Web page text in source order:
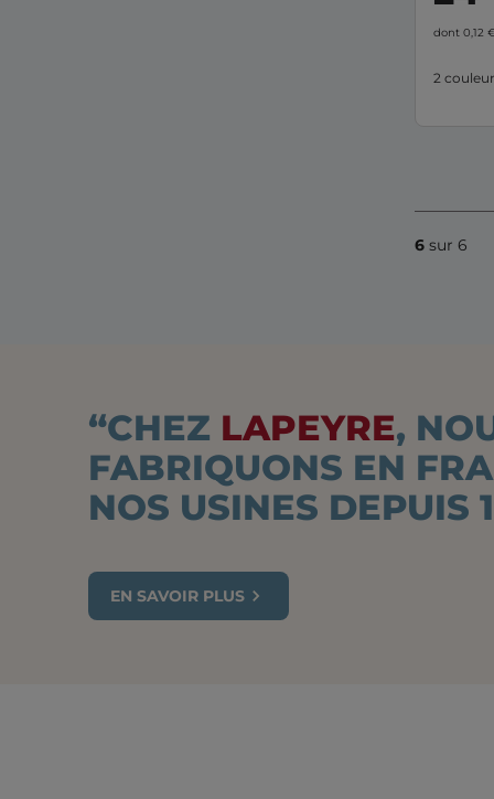
dont 0,12 €
2
6 sur 6
“CHEZ LAPEYRE,
FABRIQUONS EN
NOS USINES DEPUIS
EN SAVOIR PLUS